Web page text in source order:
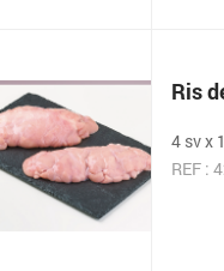
Ris
4 sv x
REF :